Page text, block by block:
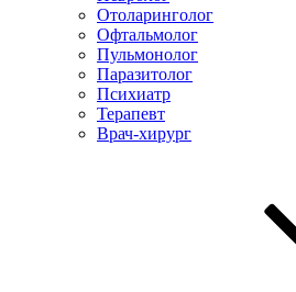
Отоларинголог
Офтальмолог
Пульмонолог
Паразитолог
Психиатр
Терапевт
Врач-хирург